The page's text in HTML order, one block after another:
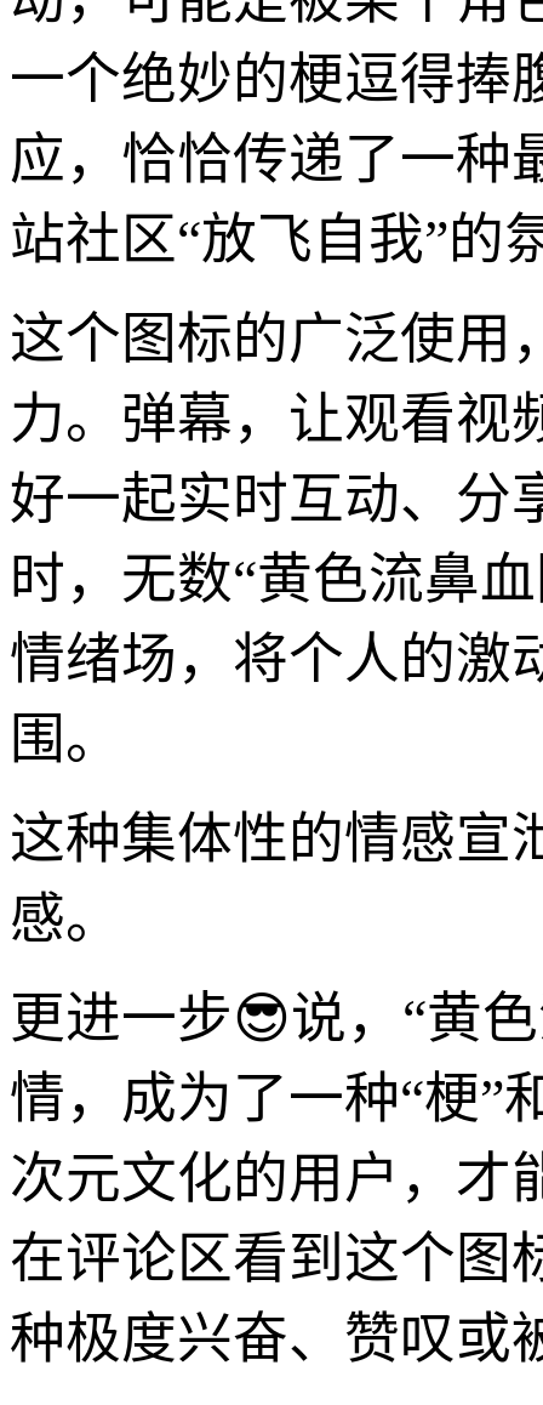
一个绝妙的梗逗得捧
应，恰恰传递了一种
站社区“放飞自我”的
这个图标的广泛使用
力。弹幕，让观看视
好一起实时互动、分
时，无数“黄色流鼻
情绪场，将个人的激
围。
这种集体性的情感宣
感。
更进一步😎说，“黄
情，成为了一种“梗”
次元文化的用户，才
在评论区看到这个图
种极度兴奋、赞叹或